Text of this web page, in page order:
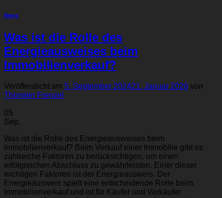
News
Was ist die Rolle des
Energieausweises beim
Immobilienverkauf?
Veröffentlicht am 5. September 202421. Januar 2026 von
Thorsten Frenzel
05
Sep.
Was ist die Rolle des Energieausweises beim
Immobilienverkauf? Beim Verkauf einer Immobilie gibt es
zahlreiche Faktoren zu berücksichtigen, um einen
erfolgreichen Abschluss zu gewährleisten. Einer dieser
wichtigen Faktoren ist der Energieausweis. Der
Energieausweis spielt eine entscheidende Rolle beim
Immobilienverkauf und ist für Käufer und Verkäufer